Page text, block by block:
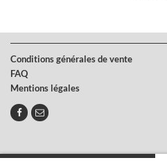
Conditions générales de vente
FAQ
Mentions légales